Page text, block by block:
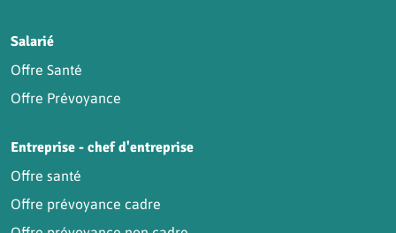
Salarié
Offre Santé
Offre Prévoyance
Entreprise - chef d'entreprise
Offre santé
Offre prévoyance cadre